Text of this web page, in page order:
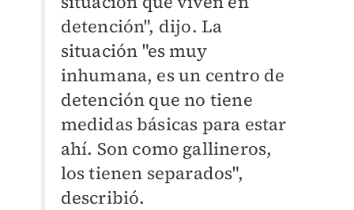
detención", dijo. La
situación "es muy
inhumana, es un centro de
detención que no tiene
medidas básicas para estar
ahí. Son como gallineros,
los tienen separados",
describió.